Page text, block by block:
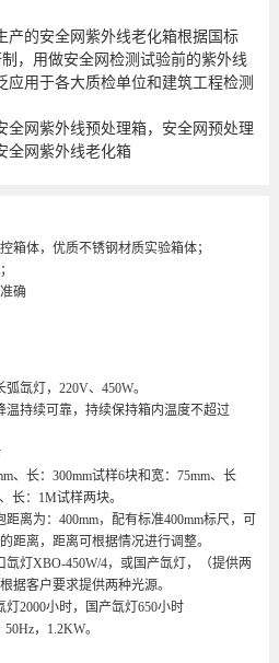
产的安全网紫外线老化箱根据国标
，用做安全网检测试验前的紫外线
应用于各大质检单位和建筑工程检测
全网紫外线预处理箱，安全网预处理
全网紫外线老化箱
箱体，优质不锈钢材质实验箱体；
确
氙灯，220V、450W。
温持续可靠，持续保持箱内温度不超过
、长：300mm试样6块和宽：75mm、长
长：1M试样两块。
离为：400mm，配有标准400mm标尺，可
距离，距离可根据情况进行调整。
灯XBO-450W/4，或国产氙灯，（提供两
据客户要求提供两种光源。
2000小时，国产氙灯650小时
，1.2KW。